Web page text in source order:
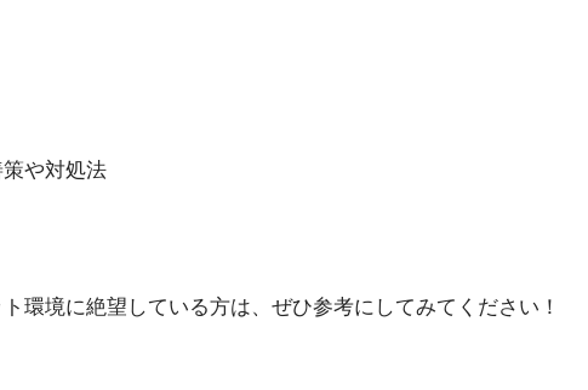
や対処法
環境に絶望している方は、ぜひ参考にしてみてください！